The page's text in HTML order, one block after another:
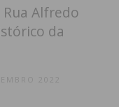
Alfredo
da
2022